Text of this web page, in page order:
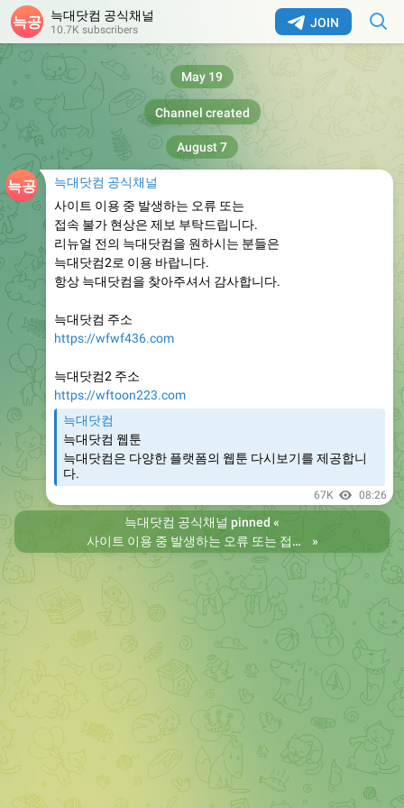
JOIN
늑대닷컴 공식채널
10.7K subscribers
Channel created
May 19
늑대닷컴 공식채널
사이트 이용 중 발생하는 오류 또는
접속 불가 현상은 제보 부탁드립니다.
리뉴얼 전의 늑대닷컴을 원하시는 분들은
늑대닷컴2로 이용 바랍니다.
항상 늑대닷컴을 찾아주셔서 감사합니다.
늑대닷컴 주소
https://wfwf436.com
늑대닷컴2 주소
https://wftoon223.com
늑대닷컴
늑대닷컴 웹툰
늑대닷컴은 다양한 플랫폼의 웹툰 다시보기를 제공합니
다.
67K 08:26
August 7
늑대닷컴 공식채널 pinned «
사이트 이용 중 발생하는 오류 또는 접속 불가 현상은 제보 부탁드립니다. 리뉴얼 전의 늑대닷컴을 원하시는 분들은 늑대닷컴2로 이용 바랍니다. 항상 늑대닷컴을 찾아주셔서 감사합니다. 늑대닷컴 주소 https://wfwf436.com 늑대닷컴2 주소 https://wftoon223.com
»